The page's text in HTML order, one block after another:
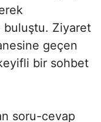
Ziyaret
geçen
bir sohbet
soru-cevap